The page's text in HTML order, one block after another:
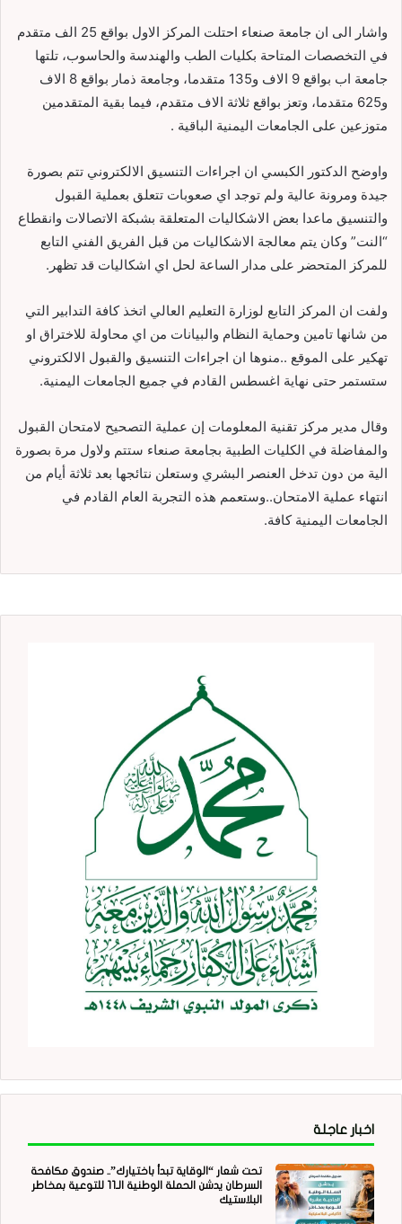
واشار الی ان جامعة صنعاء احتلت المركز الاول بواقع 25 الف متقدم
في التخصصات المتاحة بكليات الطب والهندسة والحاسوب، تلتها
جامعة اب بواقع 9 الاف و135 متقدما، وجامعة ذمار بواقع 8 الاف
و625 متقدما، وتعز بواقع ثلاثة الاف متقدم، فيما بقية المتقدمين
متوزعين علی الجامعات اليمنية الباقية .
واوضح الدكتور الكبسي ان اجراءات التنسيق الالكتروني تتم بصورة
جيدة ومرونة عالية ولم توجد اي صعوبات تتعلق بعملية القبول
والتنسيق ماعدا بعض الاشكاليات المتعلقة بشبكة الاتصالات وانقطاع
“النت” وكان يتم معالجة الاشكاليات من قبل الفريق الفني التابع
للمركز المتحضر علی مدار الساعة لحل اي اشكاليات قد تظهر.
ولفت ان المركز التابع لوزارة التعليم العالي اتخذ كافة التدابير التي
من شانها تامين وحماية النظام والبيانات من اي محاولة للاختراق او
تهكير على الموقع ..منوها ان اجراءات التنسيق والقبول الالكتروني
ستستمر حتى نهاية اغسطس القادم في جميع الجامعات اليمنية.
وقال مدير مركز تقنية المعلومات إن عملية التصحيح لامتحان القبول
والمفاضلة في الكليات الطبية بجامعة صنعاء ستتم ولاول مرة بصورة
الية من دون تدخل العنصر البشري وستعلن نتائجها بعد ثلاثة أيام من
انتهاء عملية الامتحان..وستعمم هذه التجربة العام القادم في
الجامعات اليمنية كافة.
اخبار عاجلة
تحت شعار “الوقاية تبدأ باختيارك”.. صندوق مكافحة
السرطان يدشن الحملة الوطنية الـ11 للتوعية بمخاطر
البلاستيك